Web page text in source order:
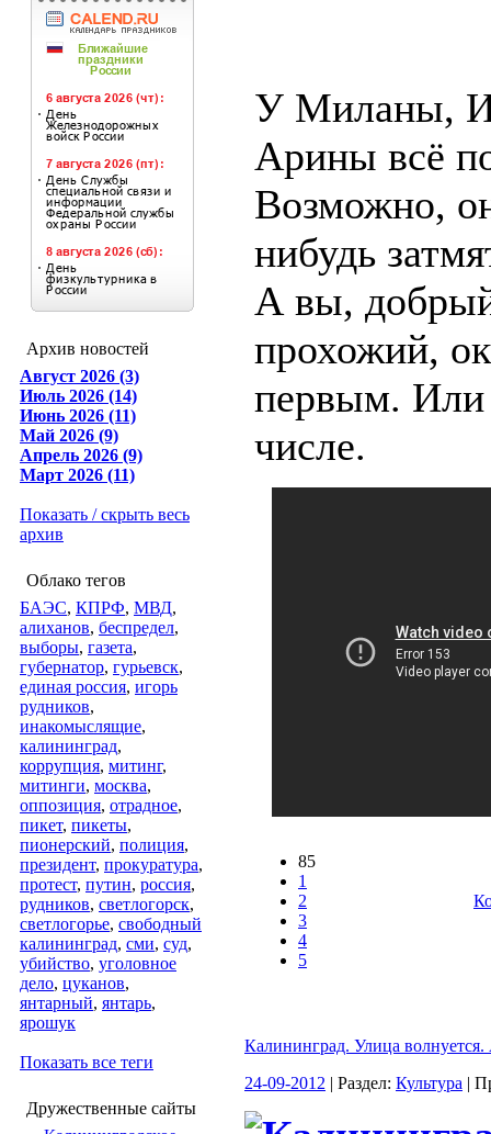
Архив новостей
Август 2026 (3)
Июль 2026 (14)
Июнь 2026 (11)
Май 2026 (9)
Апрель 2026 (9)
Март 2026 (11)
Показать / скрыть весь
архив
Облако тегов
БАЭС, КПРФ, МВД,
алиханов, беспредел,
выборы, газета,
губернатор, гурьевск,
единая россия, игорь
рудников,
инакомыслящие,
калининград,
коррупция, митинг,
митинги, москва,
оппозиция, отрадное,
пикет, пикеты,
пионерский, полиция,
президент, прокуратура,
протест, путин, россия,
рудников, светлогорск,
светлогорье, свободный
калининград, сми, суд,
убийство, уголовное
дело, цуканов,
янтарный, янтарь,
ярошук
Показать все теги
Дружественные сайты
У Миланы,
Арины всё
Возможно,
нибудь
А вы,
прохожий,
первым. Или
числе.
85
1
2
3
4
5
Калининград. Улица
24-09-2012 | Раздел: Культура |